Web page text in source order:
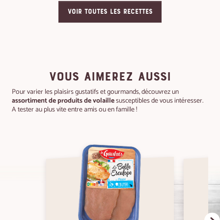
VOIR TOUTES LES RECETTES
VOUS AIMEREZ AUSSI
Pour varier les plaisirs gustatifs et gourmands, découvrez un
assortiment de produits de volaillesusceptibles de vous intéresser.
A tester au plus vite entre amis ou en famille !